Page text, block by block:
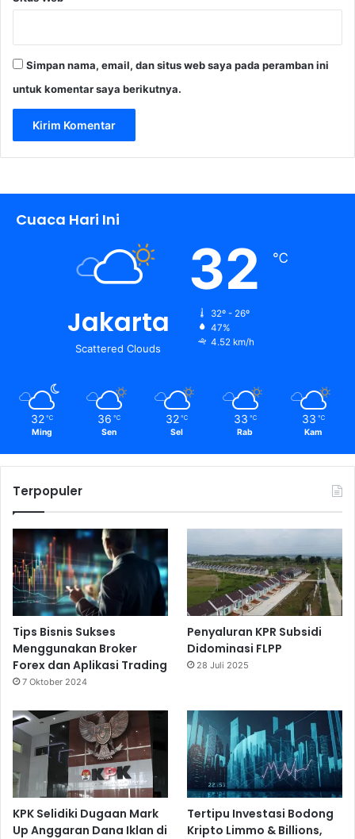
Simpan nama, email, dan situs web saya pada peramban ini
untuk komentar saya berikutnya.
Cuaca Hari Ini
Jakarta
Scattered Clouds
32 ℃
32º - 26º
47%
4.52 km/h
32 ℃
Ming
36 ℃
Sen
32 ℃
Sel
33 ℃
Rab
33 ℃
Kam
Terpopuler
Tips Bisnis Sukses
Menggunakan Broker
Forex dan Aplikasi Trading
7 Oktober 2024
Penyaluran KPR Subsidi
Didominasi FLPP
28 Juli 2025
KPK Selidiki Dugaan Mark
Up Anggaran Dana Iklan di
Tertipu Investasi Bodong
Kripto Limmo & Billions,